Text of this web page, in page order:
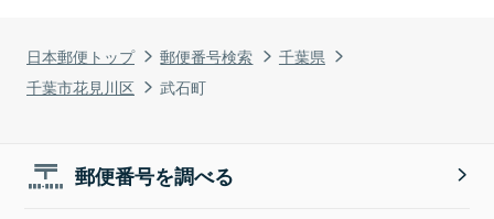
日本郵便トップ 郵便番号検索
千葉県
千葉市花見川区
武石町
郵便番号を調べる